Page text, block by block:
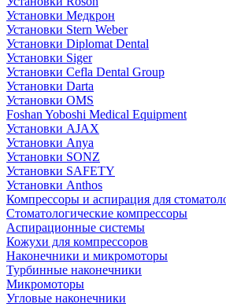
Установки Медкрон
Установки Stern Weber
Установки Diplomat Dental
Установки Siger
Установки Cefla Dental Group
Установки Darta
Установки OMS
Foshan Yoboshi Medical Equipment
Установки AJAX
Установки Anya
Установки SONZ
Установки SAFETY
Установки Anthos
Компрессоры и аспирация для
Стоматологические компрессоры
Аспирационные системы
Кожухи для компрессоров
Наконечники и микромоторы
Турбинные наконечники
Микромоторы
Угловые наконечники